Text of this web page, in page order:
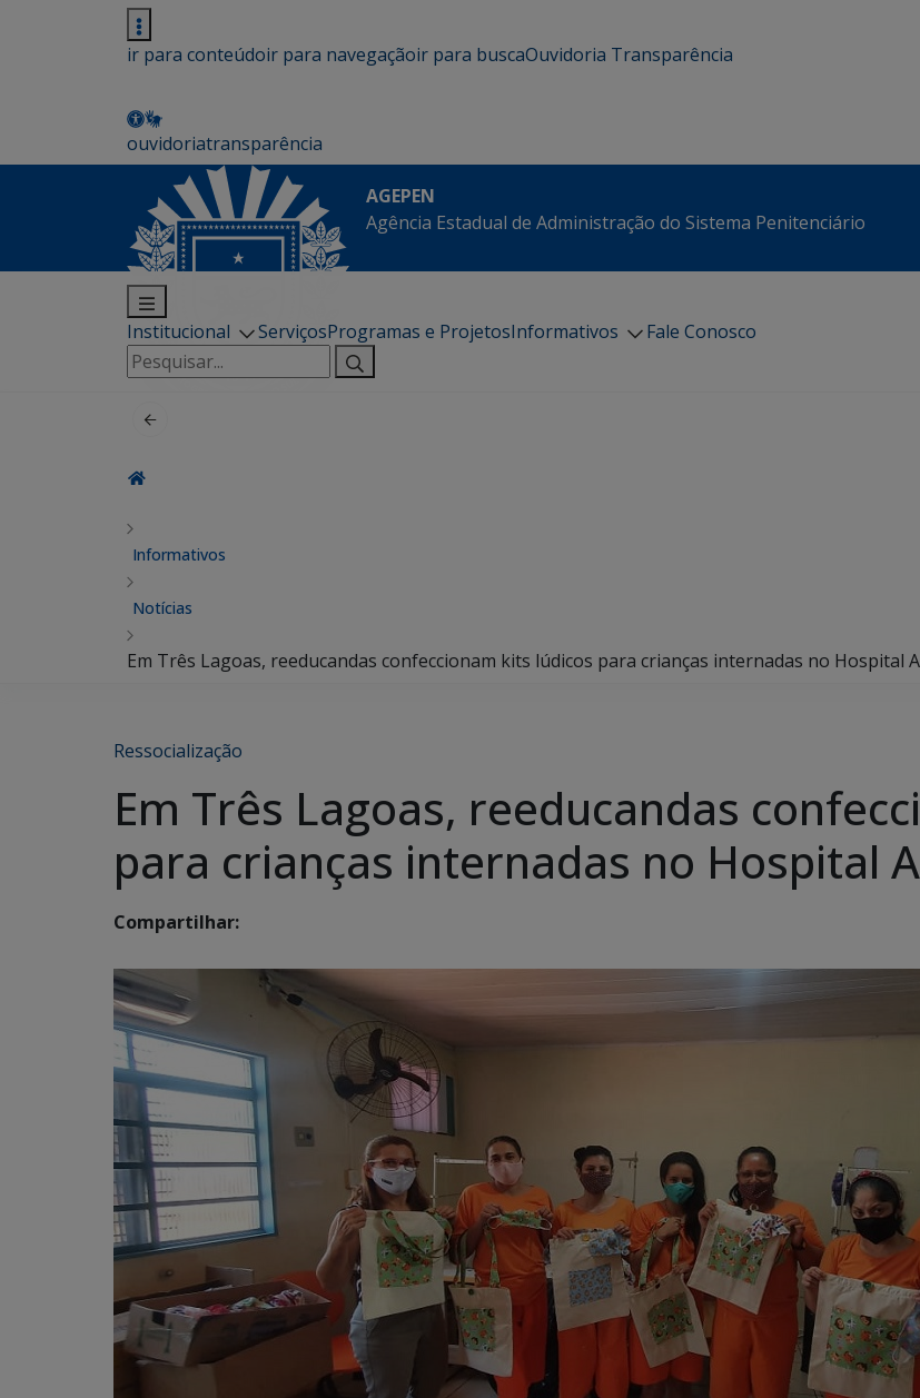
ir para conteúdoir para navegaçãoir para buscaOuvidoria Transparência
ouvidoriatransparência
AGEPEN
Agência Estadual de Administração do Sistema Penitenciário
Institucional ServiçosProgramas e ProjetosInformativos
Fale Conosco
Pesquisar
por:
Informativos
Notícias
Em Três Lagoas, reeducandas confeccionam kits lúdicos para crianças internadas no Hospital
Ressocialização
Em Três Lagoas, reeducandas
para crianças internadas no Hospital
Compartilhar: